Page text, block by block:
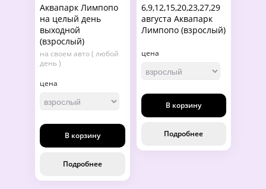
Аквапарк Лимпопо
на целый день
выходной
(взрослый)
на своем авто ( любой
день )
цена
В корзину
Подробнее
6,9,12,15,20,23,27,29
августа Аквапарк
Лимпопо (взрослый)
цена
В корзину
Подробнее